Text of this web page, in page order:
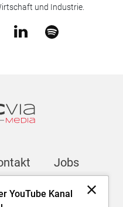
YouTube Kanal
und Industrie.
Jobs